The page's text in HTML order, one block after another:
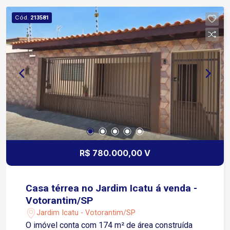
Cód. 213581
R$ 780.000,00 V
Casa térrea no Jardim Icatu á venda -
Votorantim/SP
Jardim Icatu - Votorantim/SP
O imóvel conta com 174 m² de área construída